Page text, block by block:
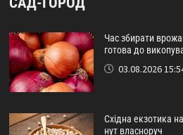
Час збирати
готова до
03.08.2026
Східна екзотика
нут власноруч